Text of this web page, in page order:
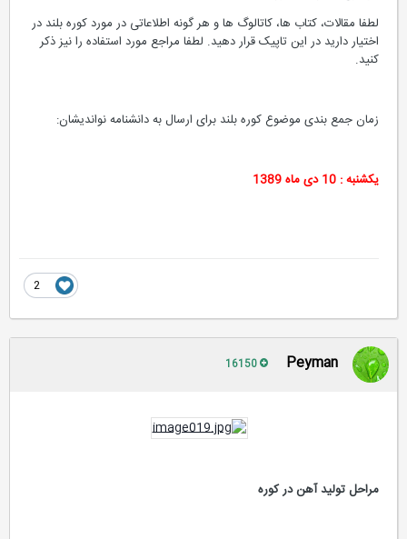
لطفا مقالات، کتاب ها، کاتالوگ ها و هر گونه اطلاعاتی در مورد کوره بلند در
اختیار دارید در این تاپیک قرار دهید. لطفا مراجع مورد استفاده را نیز ذکر
کنید.
زمان جمع بندی موضوع کوره بلند برای ارسال به دانشنامه نواندیشان:
یکشنبه : 10 دی ماه 1389
Peyman
مراحل تولید آهن در کوره